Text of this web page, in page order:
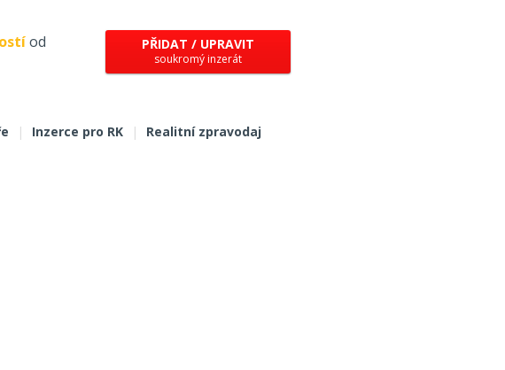
od
PŘIDAT / UPRAVIT
soukromý inzerát
| Inzerce pro RK | Realitní zpravodaj